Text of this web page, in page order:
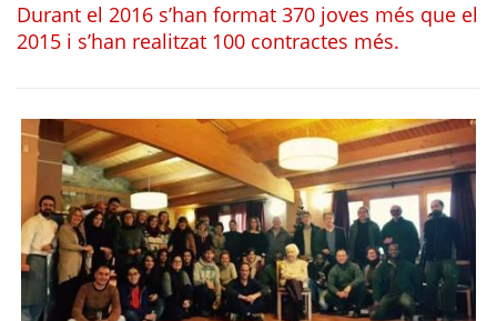
Durant el 2016 s’han format 370 joves més que el
2015 i s’han realitzat 100 contractes més.